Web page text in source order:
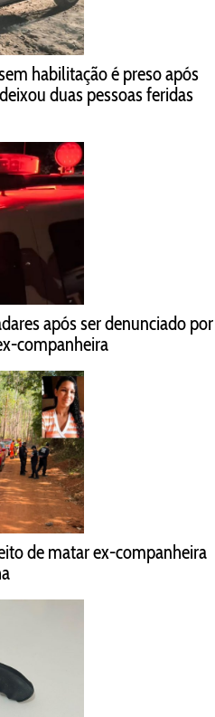
habilitação é preso após
duas pessoas feridas
após ser denunciado por
companheira
de matar ex-companheira